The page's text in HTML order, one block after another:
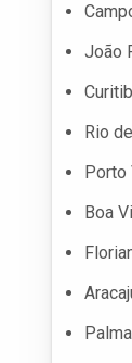
João
Rio
Porto
Boa